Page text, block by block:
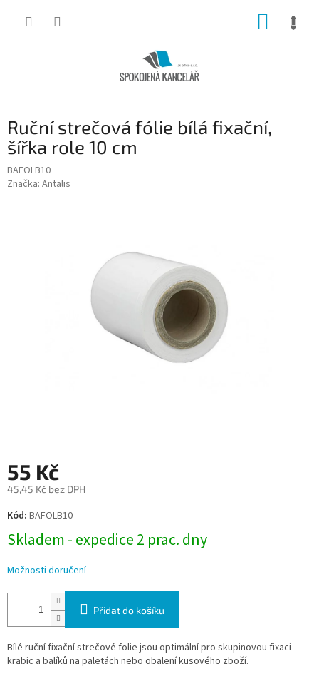
Ruční strečová fólie bílá fixační,
šířka role 10 cm
BAFOLB10
Značka: Antalis
55 Kč
45,45 Kč bez DPH
Měrná
cena:
Kód: BAFOLB10
Skladem - expedice 2 prac. dny
Možnosti doručení
Přidat do košíku
Bílé ruční fixační strečové folie jsou optimální pro skupinovou fixaci
krabic a balíků na paletách nebo obalení kusového zboží.